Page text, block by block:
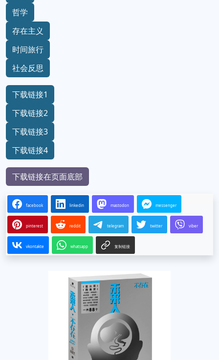
哲学
存在主义
时间旅行
社会反思
下载链接1
下载链接2
下载链接3
下载链接4
下载链接在页面底部
facebook linkedin mastodon messenger
pinterest reddit telegram twitter viber
vkontakte whatsapp 复制链接